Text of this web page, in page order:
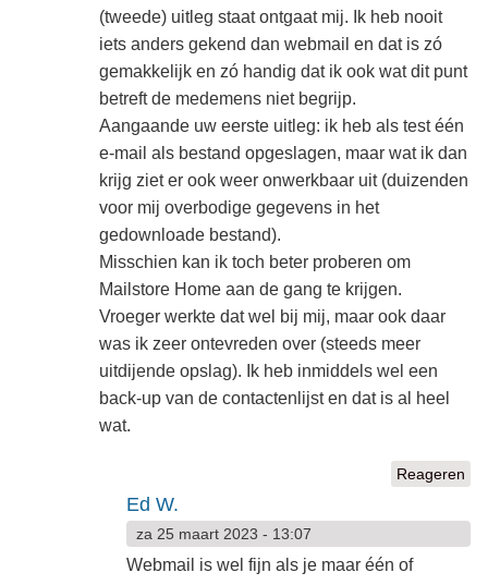
(tweede) uitleg staat ontgaat mij. Ik heb nooit
iets anders gekend dan webmail en dat is zó
gemakkelijk en zó handig dat ik ook wat dit punt
betreft de medemens niet begrijp.
Aangaande uw eerste uitleg: ik heb als test één
e-mail als bestand opgeslagen, maar wat ik dan
krijg ziet er ook weer onwerkbaar uit (duizenden
voor mij overbodige gegevens in het
gedownloade bestand).
Misschien kan ik toch beter proberen om
Mailstore Home aan de gang te krijgen.
Vroeger werkte dat wel bij mij, maar ook daar
was ik zeer ontevreden over (steeds meer
uitdijende opslag). Ik heb inmiddels wel een
back-up van de contactenlijst en dat is al heel
wat.
Reageren
Ed W.
za 25 maart 2023 - 13:07
Webmail is wel fijn als je maar één of